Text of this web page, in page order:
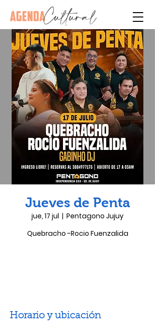
Jueves de Penta
jue, 17 jul
  |
Pentagono Jujuy
Quebracho -Rocio Fuenzalida
Horario y ubicación